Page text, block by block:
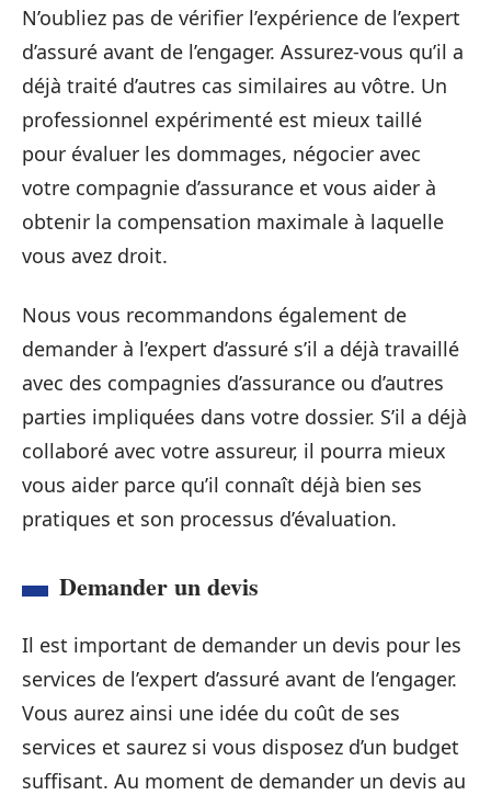
N’oubliez pas de vérifier l’expérience de l’expert
d’assuré avant de l’engager. Assurez-vous qu’il a
déjà traité d’autres cas similaires au vôtre. Un
professionnel expérimenté est mieux taillé
pour évaluer les dommages, négocier avec
votre compagnie d’assurance et vous aider à
obtenir la compensation maximale à laquelle
vous avez droit.
Nous vous recommandons également de
demander à l’expert d’assuré s’il a déjà travaillé
avec des compagnies d’assurance ou d’autres
parties impliquées dans votre dossier. S’il a déjà
collaboré avec votre assureur, il pourra mieux
vous aider parce qu’il connaît déjà bien ses
pratiques et son processus d’évaluation.
Demander un devis
Il est important de demander un devis pour les
services de l’expert d’assuré avant de l’engager.
Vous aurez ainsi une idée du coût de ses
services et saurez si vous disposez d’un budget
suffisant. Au moment de demander un devis au